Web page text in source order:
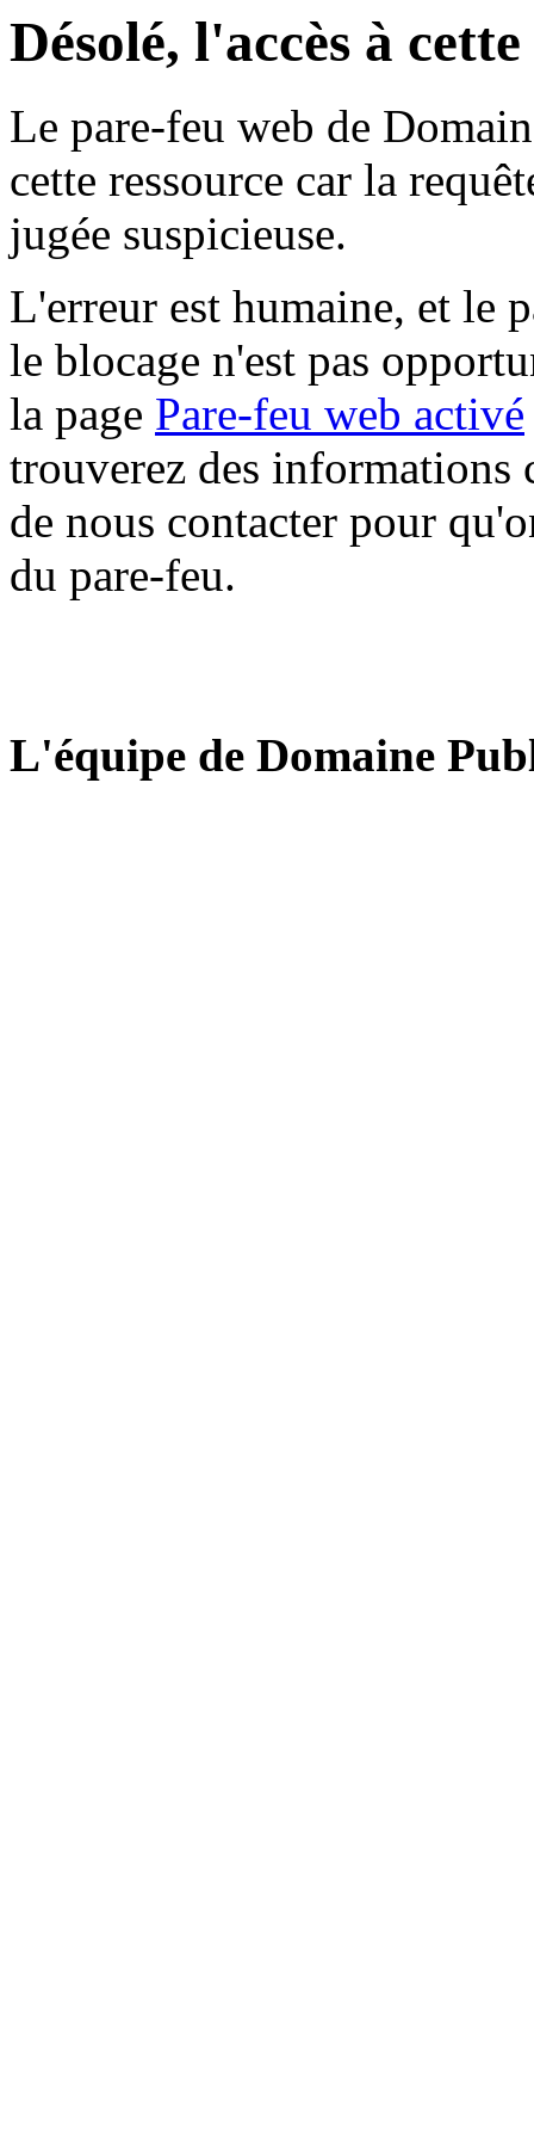
Désolé, l'accès à
Le pare-feu web de
cette ressource car la
jugée suspicieuse.
L'erreur est humaine, et le
le blocage n'est pas
la page Pare-feu web activé
trouverez des informations
de nous contacter pour
du pare-feu.
L'équipe de Domaine